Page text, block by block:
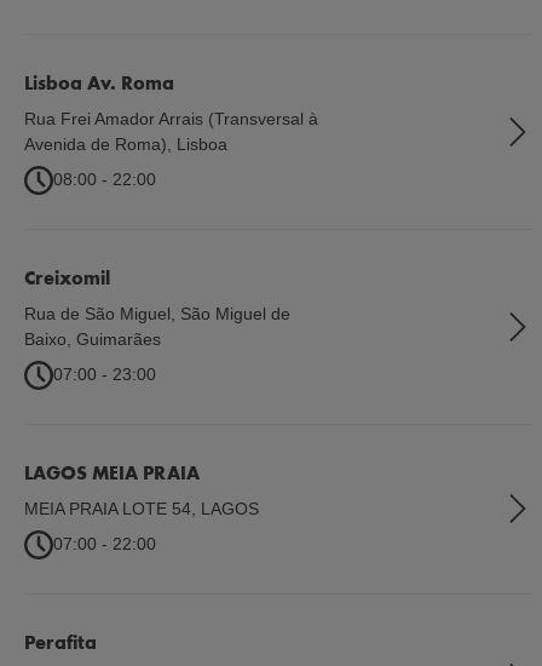
Lisboa Av. Roma
Rua Frei Amador Arrais (Transversal à
Avenida de Roma)
Lisboa
08:00 - 22:00
Creixomil
Rua de São Miguel, São Miguel de
Baixo Guimarães
07:00 - 23:00
LAGOS MEIA PRAIA
MEIA PRAIA LOTE 54 LAGOS
07:00 - 22:00
Perafita